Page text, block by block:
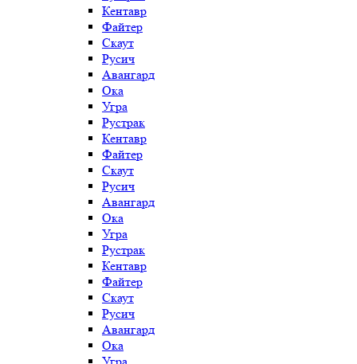
Кентавр
Файтер
Скаут
Русич
Авангард
Ока
Угра
Рустрак
Кентавр
Файтер
Скаут
Русич
Авангард
Ока
Угра
Рустрак
Кентавр
Файтер
Скаут
Русич
Авангард
Ока